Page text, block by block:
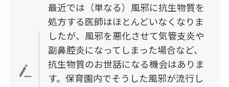
最近では（単なる）風邪に抗生物質を
処方する医師はほとんどいなくなりま
したが、風邪を悪化させて気管支炎や
副鼻腔炎になってしまった場合など、
抗生物質のお世話になる機会はありま
す。保育園内でそうした風邪が流行し